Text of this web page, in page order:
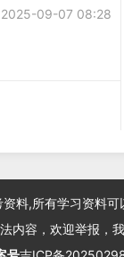
2025-09-07 08:28
料,所有学习资料
容，欢迎举报，我